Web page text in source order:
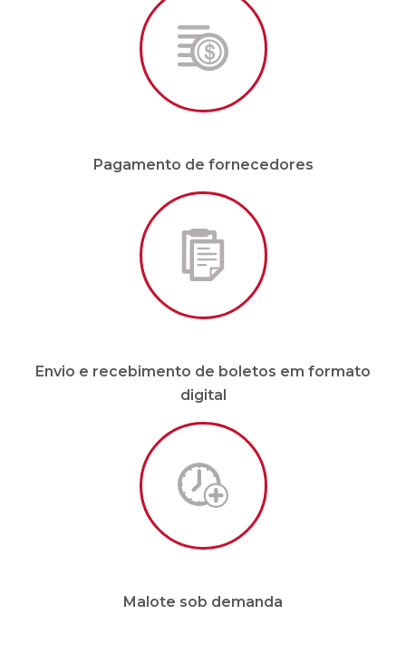
Pagamento de fornecedores
Envio e recebimento de boletos em formato
digital
Malote sob demanda